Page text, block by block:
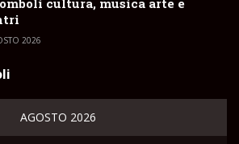
2026
AGOSTO 2026